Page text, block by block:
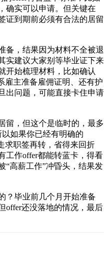
确实可以申请。但关键在
证到期前必须有合法的居留
备，结果因为材料不全被退
实建议大家别等毕业证下来
开始梳理材料，比如确认
雇主准备雇佣证明、还有护
问题，可能直接卡住申请
留，但这个是临时的，最多
如果你已经有明确的
求职签再转，省得来回折
工作offer都能转蓝卡，得看
“高薪工作”冲昏头，结果发
？毕业前几个月开始准备
offer还没落地的情况，最后